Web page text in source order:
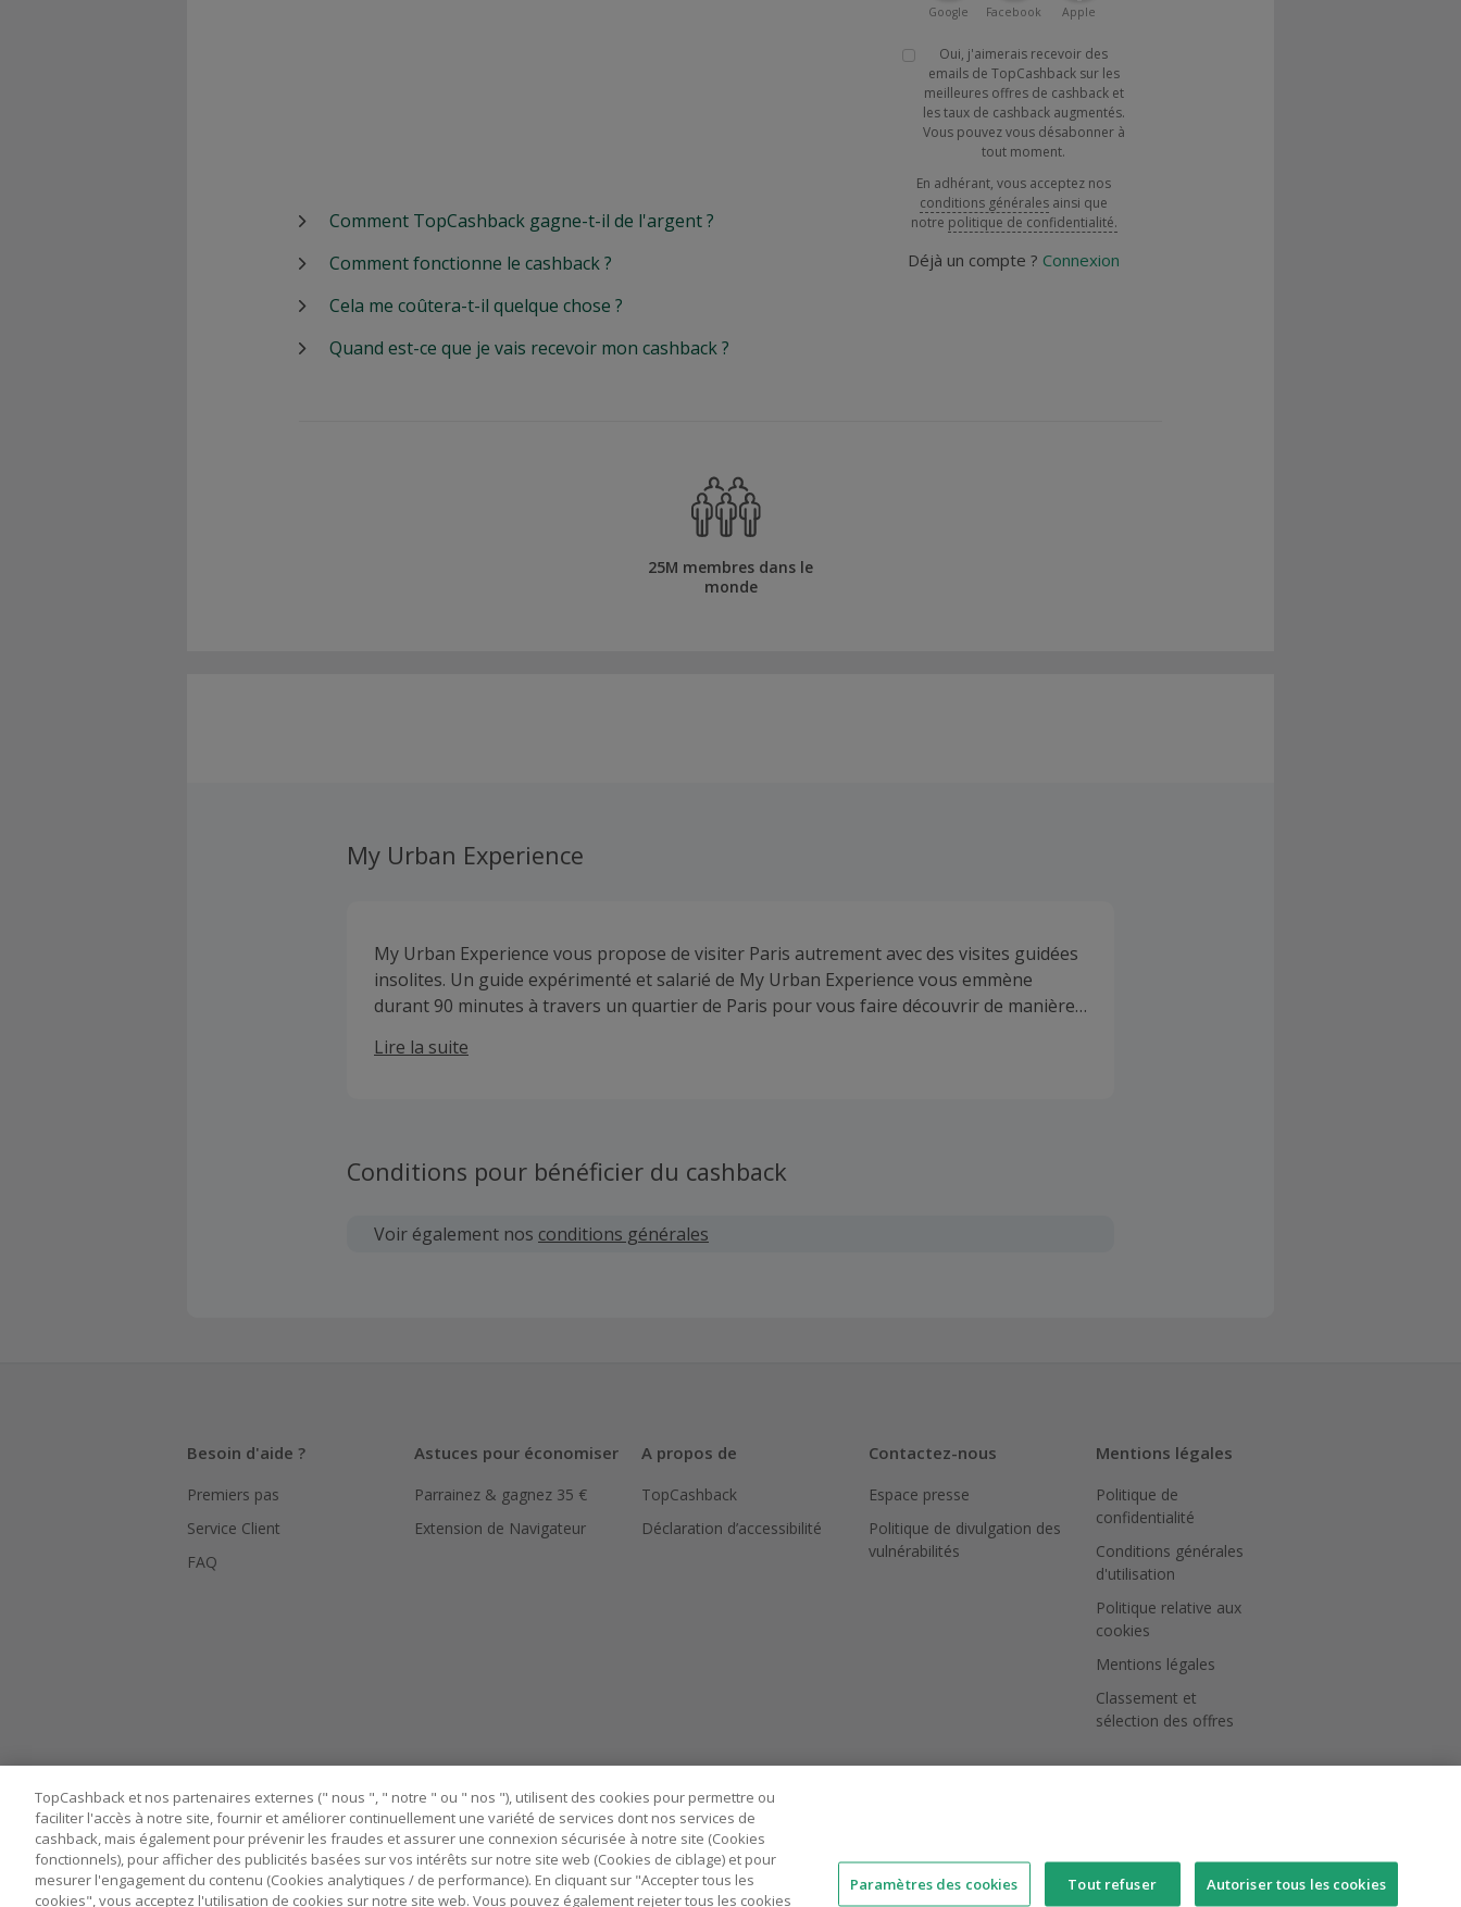
Google Facebook Apple
Oui, j'aimerais recevoir des
emails de TopCashback sur les
meilleures offres de cashback et
les taux de cashback augmentés.
Vous pouvez vous désabonner à
tout moment.
En adhérant, vous acceptez nos
conditions générales ainsi que
notre politique de confidentialité.
Déjà un compte ? Connexion
Comment TopCashback gagne-t-il de l'argent ?
Comment fonctionne le cashback ?
Cela me coûtera-t-il quelque chose ?
Quand est-ce que je vais recevoir mon cashback ?
25M membres dans le
monde
My Urban Experience
My Urban Experience vous propose de visiter Paris autrement avec des visites guidées
insolites. Un guide expérimenté et salarié de My Urban Experience vous emmène
durant 90 minutes à travers un quartier de Paris pour vous faire découvrir de manière
thématiques ou Escape Game, vous trouverez certainement la visite qui vous
Lire la suite
Conditions pour bénéficier du cashback
Voir également nos conditions générales
Besoin d'aide ?
Premiers pas
Service Client
FAQ
Astuces pour économiser
Parrainez & gagnez 35 €
Extension de Navigateur
A propos de
TopCashback
Déclaration d’accessibilité
Contactez-nous
Espace presse
Politique de divulgation des
vulnérabilités
Mentions légales
Politique de
confidentialité
Conditions générales
d'utilisation
Politique relative aux
cookies
Mentions légales
Classement et
sélection des offres
TopCashback et nos partenaires externes (" nous ", " notre " ou " nos "), utilisent des cookies pour permettre ou
faciliter l'accès à notre site, fournir et améliorer continuellement une variété de services dont nos services de
cashback, mais également pour prévenir les fraudes et assurer une connexion sécurisée à notre site (Cookies
fonctionnels), pour afficher des publicités basées sur vos intérêts sur notre site web (Cookies de ciblage) et pour
mesurer l'engagement du contenu (Cookies analytiques / de performance). En cliquant sur "Accepter tous les
cookies", vous acceptez l'utilisation de cookies sur notre site web. Vous pouvez également rejeter tous les cookies
Paramètres des cookies Tout refuser Autoriser tous les cookies